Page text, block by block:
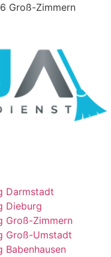
Groß-Zimmern
Darmstadt
Dieburg
Groß-Zimmern
Groß-Umstadt
Babenhausen